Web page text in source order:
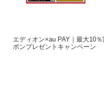
エディオン×au PAY｜最大10％
ポンプレゼントキャンペーン